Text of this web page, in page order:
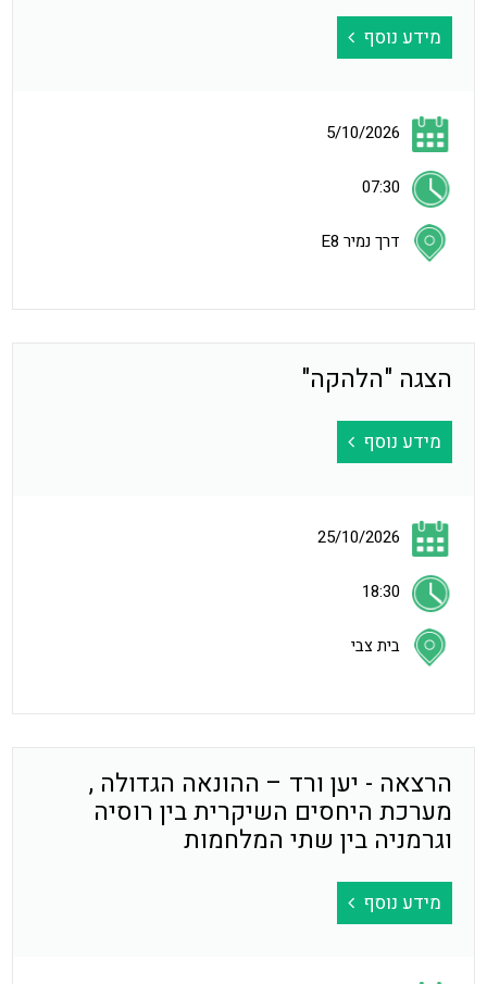
מידע נוסף
5/10/2026
07:30
דרך נמיר E8
הצגה "הלהקה"
מידע נוסף
25/10/2026
18:30
בית צבי
הרצאה - יען ורד – ההונאה הגדולה ,
מערכת היחסים השיקרית בין רוסיה
וגרמניה בין שתי המלחמות
מידע נוסף